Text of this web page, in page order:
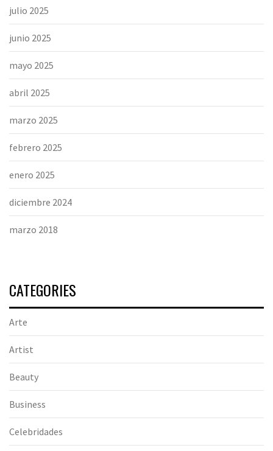
julio 2025
junio 2025
mayo 2025
abril 2025
marzo 2025
febrero 2025
enero 2025
diciembre 2024
marzo 2018
CATEGORIES
Arte
Artist
Beauty
Business
Celebridades